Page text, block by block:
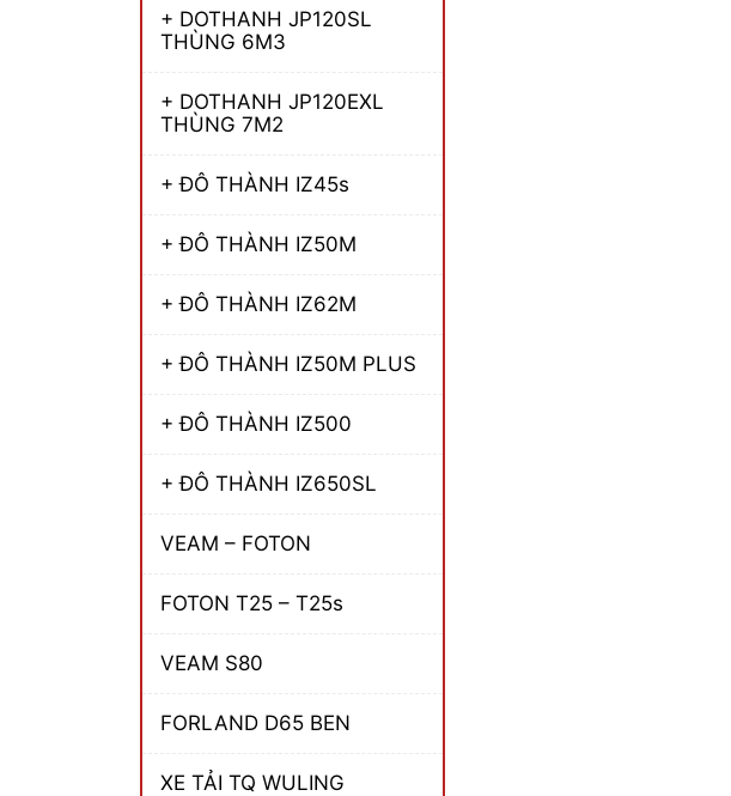
+ DOTHANH JP120SL
THÙNG 6M3
+ DOTHANH JP120EXL
THÙNG 7M2
+ ĐÔ THÀNH IZ45s
+ ĐÔ THÀNH IZ50M
+ ĐÔ THÀNH IZ62M
+ ĐÔ THÀNH IZ50M PLUS
+ ĐÔ THÀNH IZ500
+ ĐÔ THÀNH IZ650SL
VEAM – FOTON
FOTON T25 – T25s
VEAM S80
FORLAND D65 BEN
XE TẢI TQ WULING